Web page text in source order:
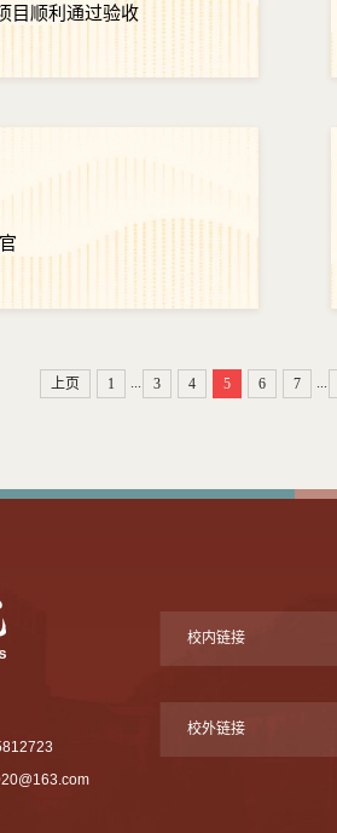
资源建设项目顺利通过验收
上页 1 ... 3 4 5 6 7 ...
校内链接
校外链接